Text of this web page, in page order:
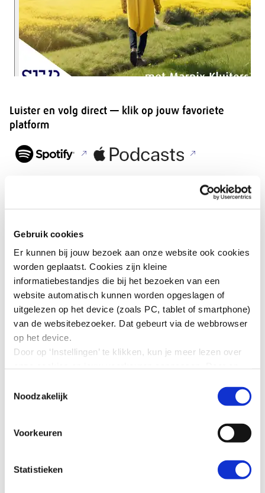
Gebruik cookies
Er kunnen bij jouw bezoek aan onze website ook cookies
worden geplaatst. Cookies zijn kleine
informatiebestandjes die bij het bezoeken van een
website automatisch kunnen worden opgeslagen of
uitgelezen op het device (zoals PC, tablet of smartphone)
van de websitebezoeker. Dat gebeurt via de webbrowser
op het device.
Door op ‘Instellingen’ te klikken, kun je meer lezen over
alle cookies zoals omschreven in onze cookieverklaring
in deze cookiebanner. Door op ‘Alleen noodzakelijke
noodzakelijke cookies.
lezen in onze
Noodzakelijk
Voorkeuren
Statistieken
Luister en volg direct — klik op jouw favoriete
platform
en Marnix Kluiters | Foto: SER
Polder